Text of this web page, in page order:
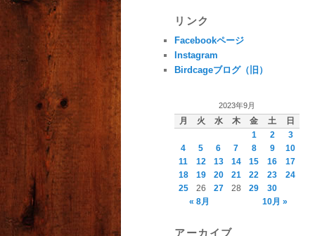
リンク
Facebookページ
Instagram
Birdcageブログ（旧）
2023年9月
月 火 水 木 金 土
日
1
2
3
4
5 6 7 8 9
10
11
12 13 14 15 16
17
18
19 20 21 22 23
24
25
26 27 28 29
30
« 8月
10月 »
アーカイブ